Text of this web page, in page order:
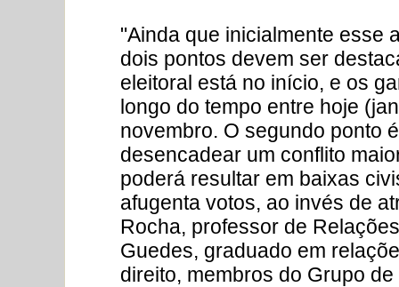
"Ainda que inicialmente esse
dois pontos devem ser
eleitoral está no início, e os
longo do tempo entre hoje
novembro. O segundo ponto
desencadear um conflito
poderá resultar em baixas
afugenta votos, ao invés de
Rocha, professor de
Guedes, graduado em
direito, membros do Grupo